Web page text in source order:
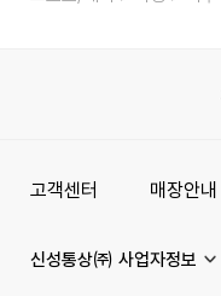
고객센터 매장안내
신성통상㈜ 사업자정보